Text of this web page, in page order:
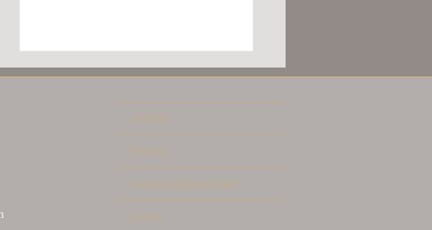
ΟΛΑ ΟΣΑ ΠΡΕΠΕΙ ΝΑ
ΑΡΧΙΚΗ
ΠΡΟΦΙΛ
ΤΟΜΕΙΣ ΕΞΕΙΔΙΚΕΥΣΗΣ
ΑΡΘΡΑ